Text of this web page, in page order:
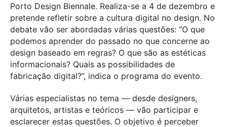
Porto Design Biennale. Realiza-se a 4 de dezembro e
pretende refletir sobre a cultura digital no design. No
debate vão ser abordadas várias questões: “O que
podemos aprender do passado no que concerne ao
design baseado em regras? O que são as estéticas
informacionais? Quais as possibilidades de
fabricação digital?”, indica o programa do evento.
Várias especialistas no tema — desde designers,
arquitetos, artistas e teóricos — vão participar e
esclarecer estas questões. O objetivo é perceber